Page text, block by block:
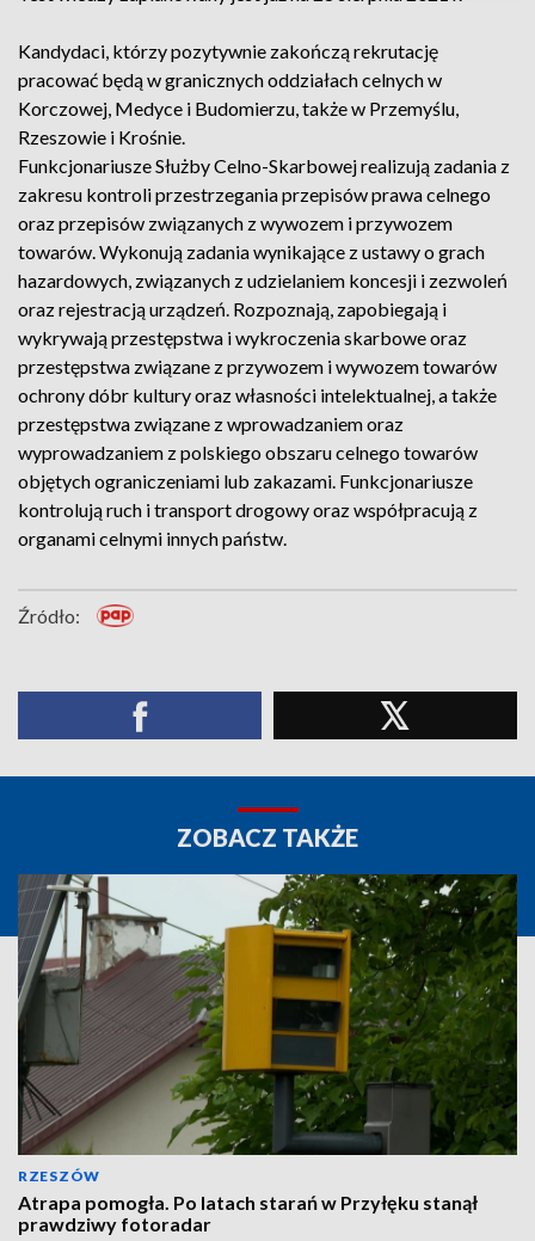
Kandydaci, którzy pozytywnie zakończą rekrutację
pracować będą w granicznych oddziałach celnych w
Korczowej, Medyce i Budomierzu, także w Przemyślu,
Rzeszowie i Krośnie.
Funkcjonariusze Służby Celno-Skarbowej realizują zadania z
zakresu kontroli przestrzegania przepisów prawa celnego
oraz przepisów związanych z wywozem i przywozem
towarów. Wykonują zadania wynikające z ustawy o grach
hazardowych, związanych z udzielaniem koncesji i zezwoleń
oraz rejestracją urządzeń. Rozpoznają, zapobiegają i
wykrywają przestępstwa i wykroczenia skarbowe oraz
przestępstwa związane z przywozem i wywozem towarów
ochrony dóbr kultury oraz własności intelektualnej, a także
przestępstwa związane z wprowadzaniem oraz
wyprowadzaniem z polskiego obszaru celnego towarów
objętych ograniczeniami lub zakazami. Funkcjonariusze
kontrolują ruch i transport drogowy oraz współpracują z
organami celnymi innych państw.
Źródło:
ZOBACZ TAKŻE
RZESZÓW
Atrapa pomogła. Po latach starań w Przyłęku stanął
prawdziwy fotoradar